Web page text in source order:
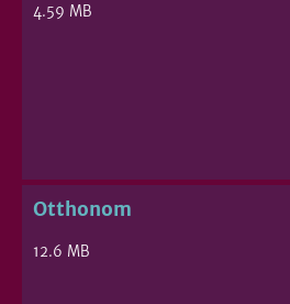
4.59 MB
Otthonom
12.6 MB